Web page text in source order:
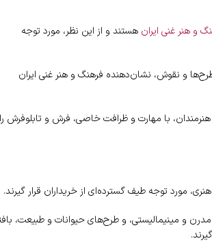
و هنر غنی ایران هستند و از این نظر، مورد توجه
و نقوش، نشان‌دهنده فرهنگ و هنر غنی ایران
با مهارت و ظرافت خاصی، فرش و تابلوفرش را
مورد توجه طیف گسترده‌ای از خریداران قرار گیرند.
و مینیمالیستی، و طرح‌های حیوانات و طبیعت،